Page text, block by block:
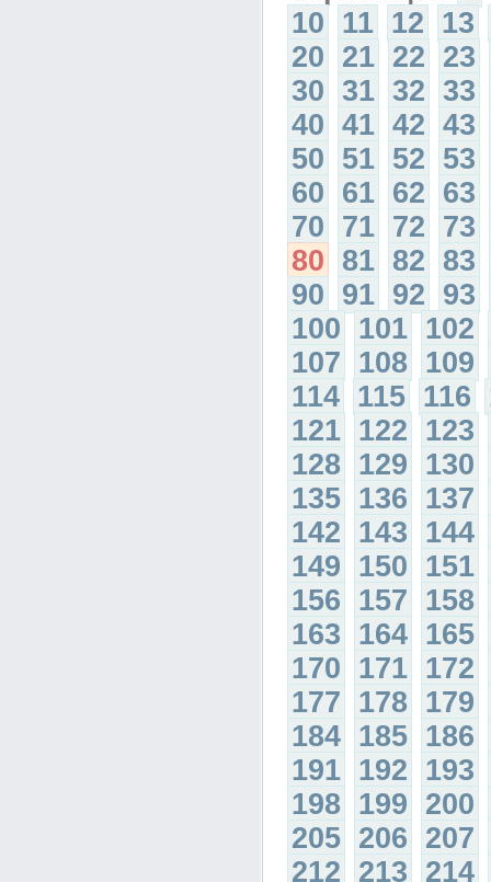
10 11 12 13
20 21 22 23
30 31 32 33
40 41 42 43
50 51 52 53
60 61 62 63
70 71 72 73
80 81 82 83
90 91 92 93
100 101 102
107 108 109
114 115 116
121 122 123
128 129 130
135 136 137
142 143 144
149 150 151
156 157 158
163 164 165
170 171 172
177 178 179
184 185 186
191 192 193
198 199 200
205 206 207
212 213 214